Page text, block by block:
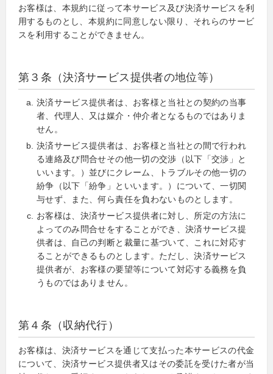
お客様は、本規約に従って本サービス及び決済サービスを利
用するものとし、本規約に同意しない限り、それらのサービ
スを利用することができません。
第３条（決済サービス提供者の地位等）
決済サービス提供者は、お客様と当社との契約の当事
者、代理人、又は媒介・仲介者となるものではありま
せん。
決済サービス提供者は、お客様と当社との間で行われ
る連絡及び問合せその他一切の交渉（以下「交渉」と
いいます。）並びにクレーム、トラブルその他一切の
紛争（以下「紛争」といいます。）について、一切関
与せず、また、何ら責任を負わないものとします。
お客様は、決済サービス提供者に対し、所定の方法に
よってのみ問合せをすることができ、決済サービス提
供者は、自己の判断と裁量に基づいて、これに対応す
ることができるものとします。ただし、決済サービス
提供者が、お客様の要望等について対応する義務を負
うものではありません。
第４条（収納代行）
お客様は、決済サービスを通じて支払った本サービスの代金
について、決済サービス提供者又はその委託を受けた者が当